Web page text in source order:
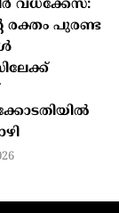
വധക്കേസ്:
രക്തം പുരണ്ട